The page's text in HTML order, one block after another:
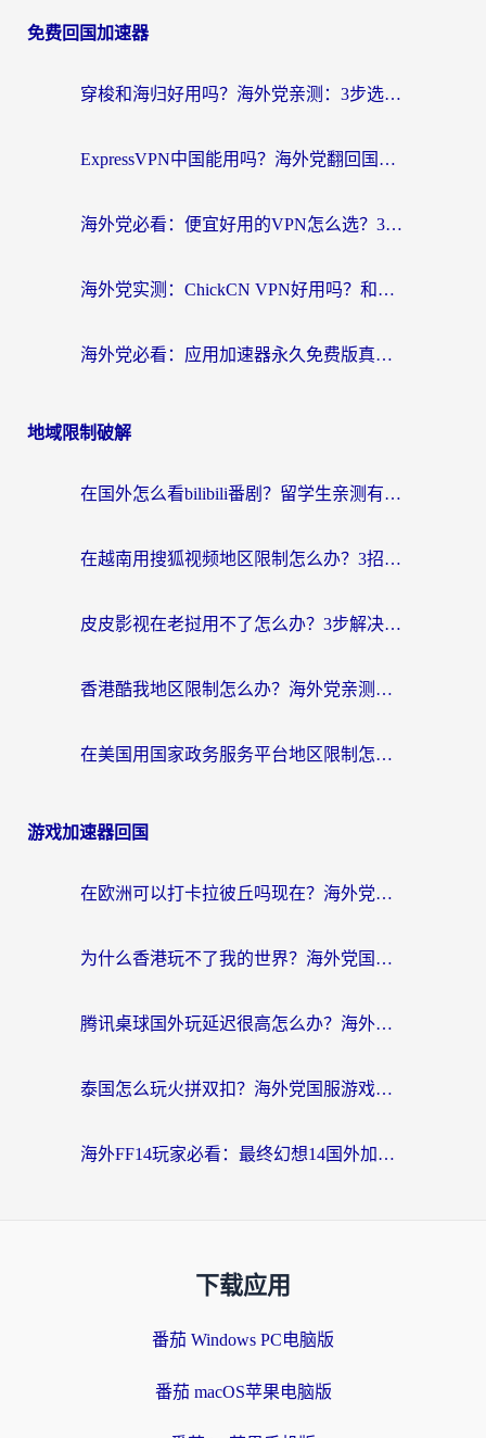
免费回国加速器
穿梭和海归好用吗？海外党亲测：3步选对回国加速器，无缝刷国内剧玩手游
ExpressVPN中国能用吗？海外党翻回国内的加速器选择指南（附番茄加速器实测）
海外党必看：便宜好用的VPN怎么选？3步解决回国访问难题+Steam改区技巧
海外党实测：ChickCN VPN好用吗？和OurPlay VPN对比哪个回国效果更好？附避坑指南
海外党必看：应用加速器永久免费版真的靠谱吗？教你选对回国加速器无缝刷国内资源
地域限制破解
在国外怎么看bilibili番剧？留学生亲测有效的地域限制突破指南（附酷我酷狗音乐解决方法）
在越南用搜狐视频地区限制怎么办？3招解决海外看国内剧难题（附西瓜视频CCTV观看技巧）
皮皮影视在老挝用不了怎么办？3步解决海外看国内影视&财经的痛点
香港酷我地区限制怎么办？海外党亲测有效的回国加速方案来了
在美国用国家政务服务平台地区限制怎么办？海外华人必备的突破攻略（附追剧看片技巧）
游戏加速器回国
在欧洲可以打卡拉彼丘吗现在？海外党国服游戏加速器终极避坑指南
为什么香港玩不了我的世界？海外党国服游戏加速终极解决方案
腾讯桌球国外玩延迟很高怎么办？海外党亲测有效的国服游戏加速指南
泰国怎么玩火拼双扣？海外党国服游戏加速终极指南（附暗区突围植物大战僵尸实测）
海外FF14玩家必看：最终幻想14国外加速器下载安装全攻略+卡顿解决秘籍
下载应用
番茄 Windows PC电脑版
番茄 macOS苹果电脑版